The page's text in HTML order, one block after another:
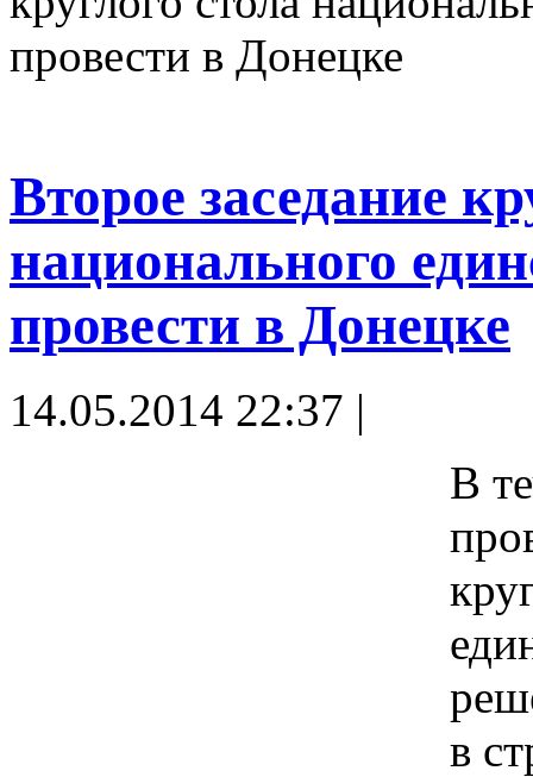
провести в Донецке
Второе заседание
национального
провести в Донецке
14.05.2014 22:37 |
В
в